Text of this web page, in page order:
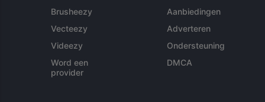
Brusheezy
Vecteezy
Videezy
Word een
provider
Aanbiedingen
Adverteren
Ondersteuning
DMCA